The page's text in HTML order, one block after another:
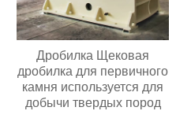
Дробилка Щековая
дробилка для первичного
камня используется для
добычи твердых пород